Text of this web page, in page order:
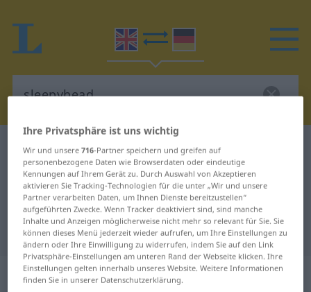
Englisch-Deutsch Wörterbuch sleepyhead
Englisch-Deutsch Übersetzung für
"sleepyhead"
"sleepyhead" Deutsch Übersetzung
„sleepyhead“: noun
Ihre Privatsphäre ist uns wichtig
Wir und unsere716-Partner speichern und greifen auf
personenbezogene Daten wie Browserdaten oder eindeutige
Kennungen auf Ihrem Gerät zu. Durch Auswahl von Akzeptieren
aktivieren Sie Tracking-Technologien für die unter „Wir und unsere
Partner verarbeiten Daten, um Ihnen Dienste bereitzustellen“
aufgeführten Zwecke. Wenn Tracker deaktiviert sind, sind manche
Inhalte und Anzeigen möglicherweise nicht mehr so relevant für Sie. Sie
können dieses Menü jederzeit wieder aufrufen, um Ihre Einstellungen zu
ändern oder Ihre Einwilligung zu widerrufen, indem Sie auf den Link
Privatsphäre-Einstellungen am unteren Rand der Webseite klicken. Ihre
Einstellungen gelten innerhalb unseres Website. Weitere Informationen
finden Sie in unserer Datenschutzerklärung.